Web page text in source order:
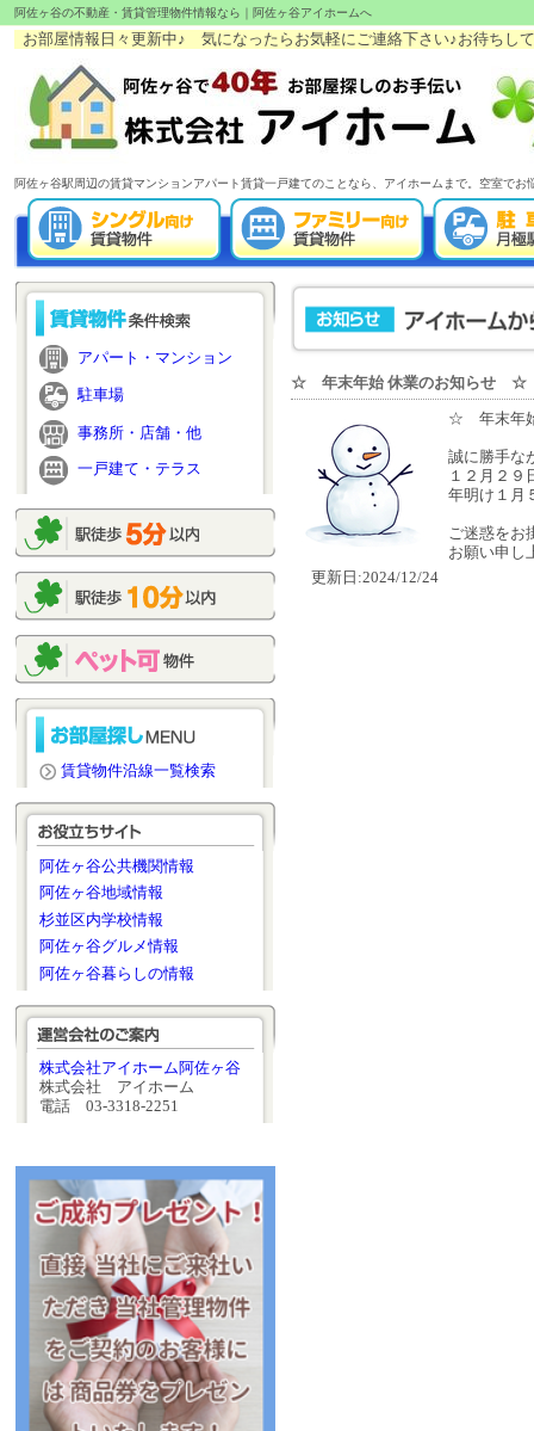
阿佐ヶ谷の不動産・賃貸管理物件情報なら｜阿佐ヶ谷アイホームへ
部屋情報日々更新中♪ 気になったらお気軽にご連絡下さい♪お待ちしてま
阿佐ヶ谷駅周辺の賃貸マンションアパート賃貸一戸建てのことなら、アイホームまで。空室で
アパート・マンション
駐車場
事務所・店舗・他
一戸建て・テラス
賃貸物件沿線一覧検索
阿佐ヶ谷公共機関情報
阿佐ヶ谷地域情報
杉並区内学校情報
阿佐ヶ谷グルメ情報
阿佐ヶ谷暮らしの情報
株式会社アイホーム阿佐ヶ谷
株式会社 アイホーム
電話 03-3318-2251
☆ 年末年始 休業のお知らせ ☆
☆ 年末年
誠に勝手な
１２月２９
年明け１月
ご迷惑をお
お願い申し
更新日:2024/12/24